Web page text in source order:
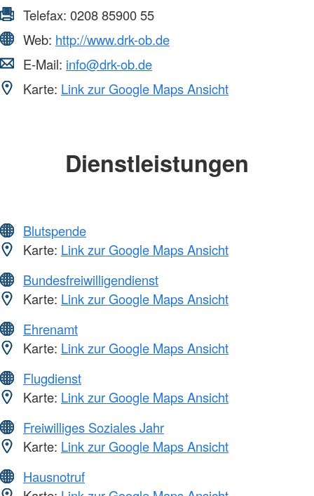
Telefax: 0208 85900 55
Web: http://www.drk-ob.de
E-Mail: info@drk-ob.de
Karte: Link zur Google Maps Ansicht
Dienstleistungen
Blutspende
Karte: Link zur Google Maps Ansicht
Bundesfreiwilligendienst
Karte: Link zur Google Maps Ansicht
Ehrenamt
Karte: Link zur Google Maps Ansicht
Flugdienst
Karte: Link zur Google Maps Ansicht
Freiwilliges Soziales Jahr
Karte: Link zur Google Maps Ansicht
Hausnotruf